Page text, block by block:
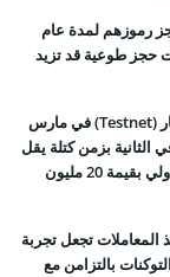
رموزهم لمدة عام
حجز طوعية قد تزيد
حظيت MegaETH باهتمام واسع بعد إطلاق شبكة الاختبار (Testnet) في مارس
من 100 ألف معاملة في الثانية بزمن كتلة يقل
عن 10 ملي ثوانٍ. وكان المشروع قد أنهى جولة تمويل أولي بقيمة 20 مليون
تجعل تجربة
بالتزامن مع